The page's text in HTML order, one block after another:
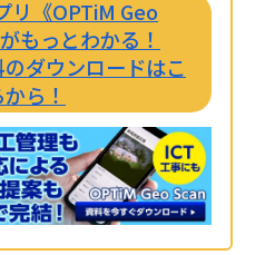
リ《OPTiM Geo
もっとわかる！
ダウンロードはこ
ら！